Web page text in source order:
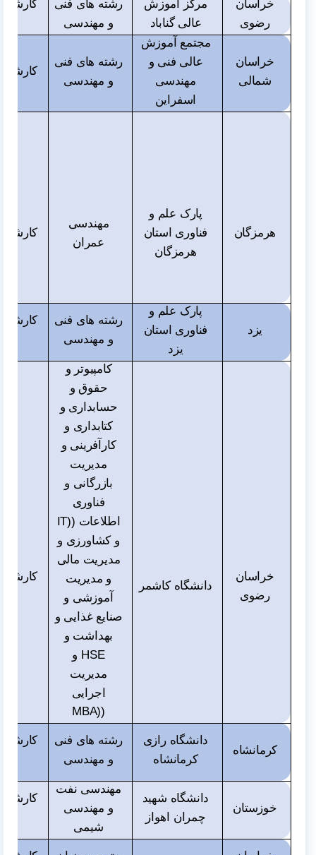
خراسان
رضوی
مرکز آموزش
عالی گناباد
رشته های فنی
و مهندسی
خراسان
شمالی
مجتمع آموزش
عالی فنی و
مهندسی
اسفراین
رشته های فنی
و مهندسی
هرمزگان
پارک علم و
فناوری استان
هرمزگان
مهندسی
عمران
یزد
پارک علم و
فناوری استان
یزد
رشته های فنی
و مهندسی
خراسان
رضوی
دانشگاه کاشمر
کامپیوتر و
حقوق و
حسابداری و
کتابداری و
کارآفرینی و
مدیریت
بازرگانی و
فناوری
اطلاعات (IT)
و کشاورزی و
مدیریت مالی
و مدیریت
آموزشی و
صنایع غذایی و
بهداشت و
HSE و
مدیریت
اجرایی
(
MBA)
کرمانشاه
دانشگاه رازی
کرمانشاه
رشته های فنی
و مهندسی
خوزستان
دانشگاه شهید
چمران اهواز
مهندسی نفت
و مهندسی
شیمی